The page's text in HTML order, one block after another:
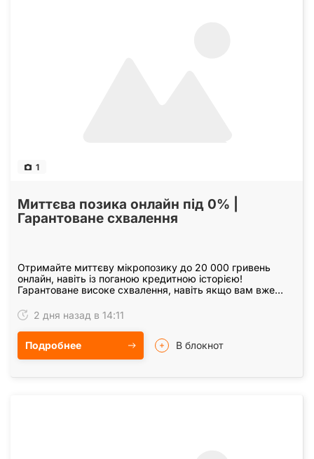
1
Миттєва позика онлайн під 0% |
Гарантоване схвалення
Отримайте миттєву мікропозику до 20 000 гривень
онлайн, навіть із поганою кредитною історією!
Гарантоване високе схвалення, навіть якщо вам вже
кілька…
2 дня назад в 14:11
Подробнее В блокнот